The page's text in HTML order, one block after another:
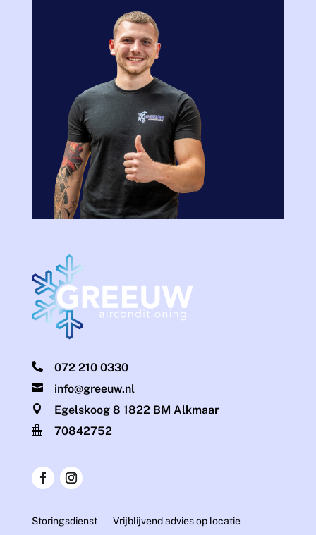
 072 210 0330
 info@greeuw.nl
 Egelskoog 8 1822 BM Alkmaar
 70842752
Storingsdienst
Vrijblijvend advies op locatie